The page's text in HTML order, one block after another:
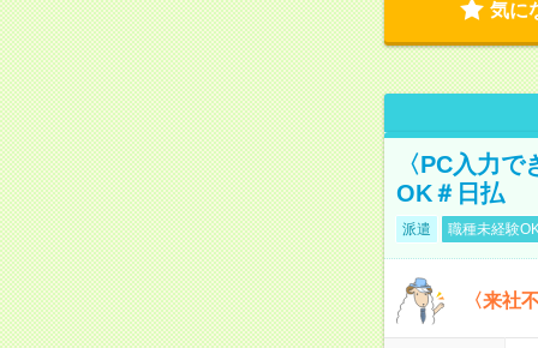
気に
〈PC入力
OK＃日払
派遣 職種未経験
〈来社